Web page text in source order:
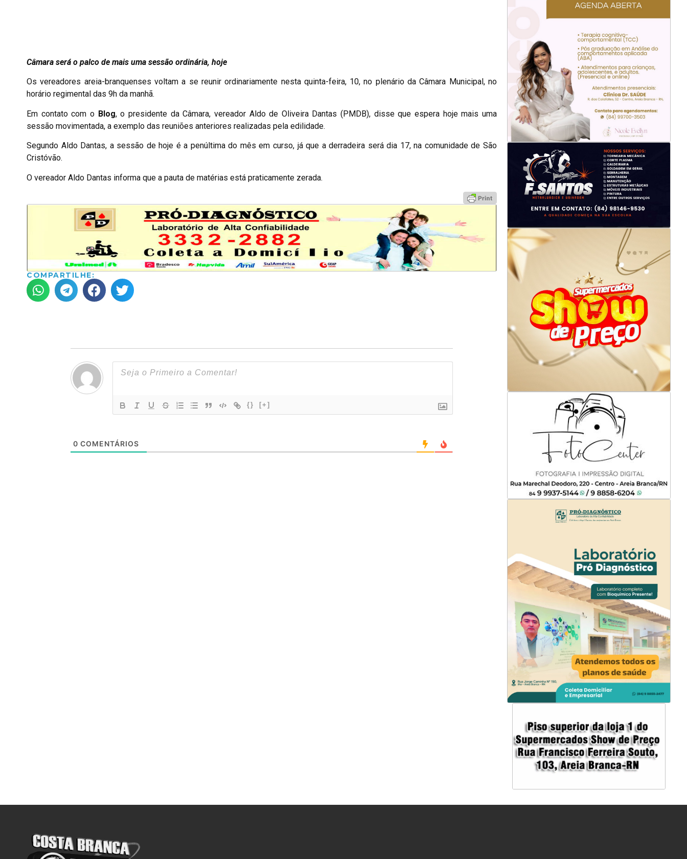
Câmara será o palco de mais uma sessão ordinária, hoje
Os vereadores areia-branquenses voltam a se reunir ordinariamente nesta quinta-feira, 10, no plenário da Câmara Municipal, no
horário regimental das 9h da manhã.
Em contato com o Blog, o presidente da Câmara, vereador Aldo de Oliveira Dantas (PMDB), disse que espera hoje mais uma
sessão movimentada, a exemplo das reuniões anteriores realizadas pela edilidade.
Segundo Aldo Dantas, a sessão de hoje é a penúltima do mês em curso, já que a derradeira será dia 17, na comunidade de São
Cristóvão.
O vereador Aldo Dantas informa que a pauta de matérias está praticamente zerada.
COMPARTILHE:
{} [+]
0 COMENTÁRIOS